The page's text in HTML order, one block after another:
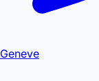
Geneve